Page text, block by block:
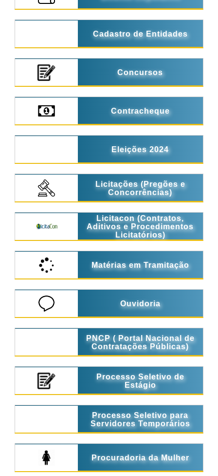
Cadastro de Entidades
Concursos
Contracheque
Eleições 2024
Licitações (Pregões e
Concorrências)
Licitacon (Contratos,
Aditivos e Procedimentos
Licitatórios)
Matérias em Tramitação
Ouvidoria
PNCP ( Portal Nacional de
Contratações Públicas)
Processo Seletivo de
Estágio
Processo Seletivo para
Servidores Temporários
Procuradoria da Mulher